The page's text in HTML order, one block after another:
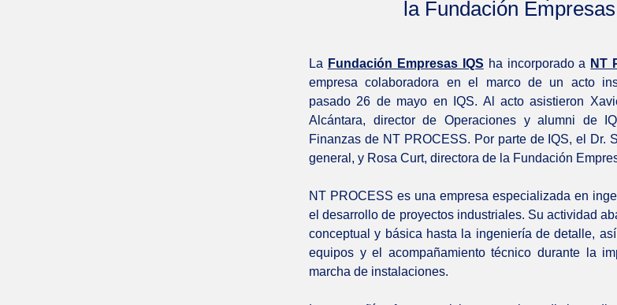
la Fundación
La Fundación Empresas IQS ha incorporado a NT
empresa colaboradora en el marco de un acto
pasado 26 de mayo en IQS. Al acto asistieron
Alcántara, director de Operaciones y alumni de
Finanzas de NT PROCESS. Por parte de IQS, el Dr.
general, y Rosa Curt, directora de la Fundación
NT PROCESS es una empresa especializada en
el desarrollo de proyectos industriales. Su actividad
conceptual y básica hasta la ingeniería de detalle,
equipos y el acompañamiento técnico durante la
marcha de instalaciones.